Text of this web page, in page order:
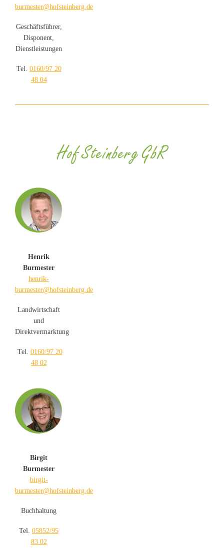
burmester@hofsteinberg.de
Geschäftsführer,
Disponent,
Dienstleistungen
Tel. 0160/97 20
48 04
Hof Steinberg GbR
Henrik
Burmester
henrik-
burmester@hofsteinberg.de
Landwirtschaft
und
Direktvermarktung
Tel. 0160/97 20
48 02
Birgit
Burmester
birgit-
burmester@hofsteinberg.de
Buchhaltung
Tel.05852/95
83 02